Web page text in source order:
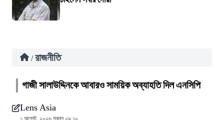
/ রাজনীতি
গাজী সালাউদ্দিনকে আবারও সাময়িক অব্যাহতি দিল এনসিপি
Lens Asia
১ আগস্ট, ২০২৬ সকাল ০৯:১০